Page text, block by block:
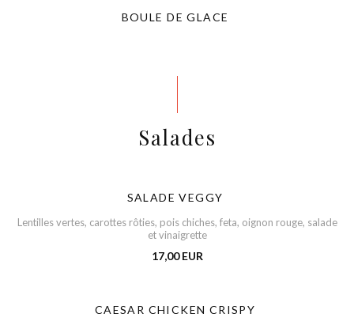
BOULE DE GLACE
Salades
SALADE VEGGY
Lentilles vertes, carottes rôties, pois chiches, feta, oignon rouge, salade
et vinaigrette
17,00 EUR
CAESAR CHICKEN CRISPY